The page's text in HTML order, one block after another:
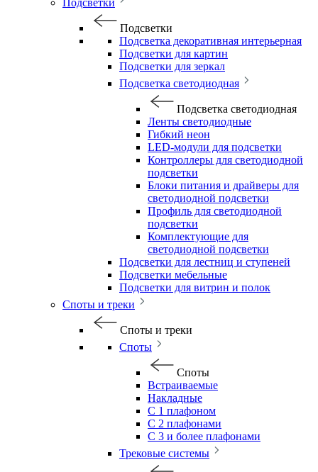
Подсветки
Подсветки
Подсветка декоративная интерьерная
Подсветки для картин
Подсветки для зеркал
Подсветка светодиодная
Подсветка светодиодная
Ленты светодиодные
Гибкий неон
LED-модули для подсветки
Контроллеры для светодиодной
подсветки
Блоки питания и драйверы для
светодиодной подсветки
Профиль для светодиодной
подсветки
Комплектующие для
светодиодной подсветки
Подсветки для лестниц и ступеней
Подсветки мебельные
Подсветки для витрин и полок
Споты и треки
Споты и треки
Споты
Споты
Встраиваемые
Накладные
С 1 плафоном
С 2 плафонами
С 3 и более плафонами
Трековые системы